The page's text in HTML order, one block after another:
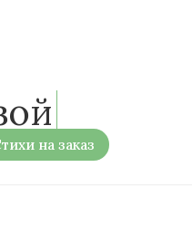
на заказ